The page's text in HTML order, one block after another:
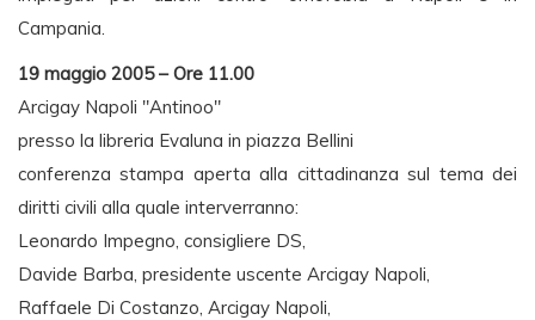
Campania.
19 maggio 2005 – Ore 11.00
Arcigay Napoli "Antinoo"
presso la libreria Evaluna in piazza Bellini
conferenza stampa aperta alla cittadinanza sul tema dei
diritti civili alla quale interverranno:
Leonardo Impegno, consigliere DS,
Davide Barba, presidente uscente Arcigay Napoli,
Raffaele Di Costanzo, Arcigay Napoli,